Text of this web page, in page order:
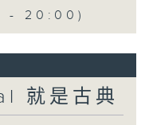
- 20:00)
就是古典